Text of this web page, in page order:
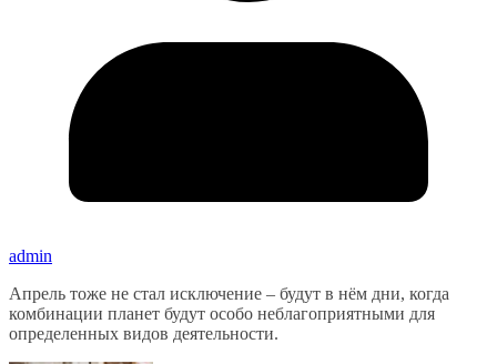
admin
Апрель тоже не стал исключение – будут в нём дни, когда
комбинации планет будут особо неблагоприятными для
определенных видов деятельности.